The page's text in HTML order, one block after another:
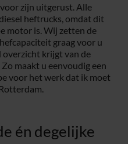
Services
zijn uitgerust. Alle
heftrucks, omdat dit
motor is. Wij zetten de
graag voor u
overzicht krijgt van de
maakt u eenvoudig een
voor het werk dat ik moet
én degelijke